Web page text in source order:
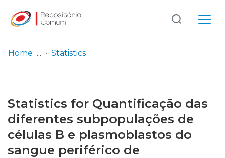
Browse repository
Entities
Log
In
(current)
Home Statistics
Statistics for Quantificação das
diferentes subpopulações de
células B e plasmoblastos do
sangue periférico de